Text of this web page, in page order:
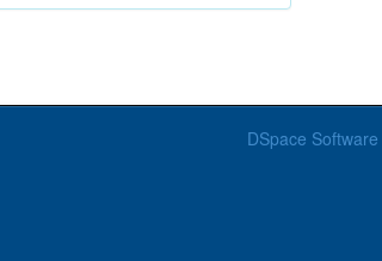
DSpace Software